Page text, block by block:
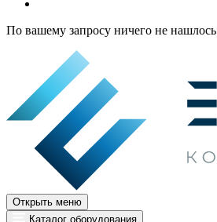
По вашему запросу ничего не нашлось
Открыть меню
Каталог оборудования